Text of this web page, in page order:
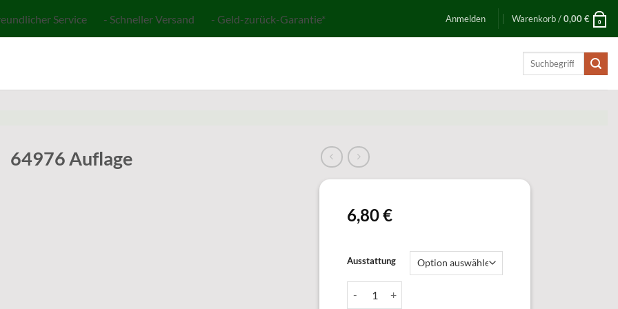
Service - Schneller Versand - Geld-zurück-Garantie* Anmelden Warenkorb /0,00€ 0
Suchen
64976 Auflage
6,80€
Ausstattung